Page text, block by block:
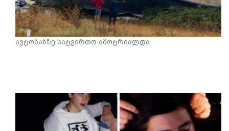
ავტობანზე სატვირთო ამოტრიალდა